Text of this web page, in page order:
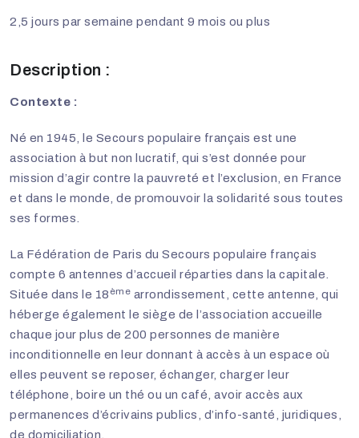
2,5 jours par semaine pendant 9 mois ou plus
Description :
Contexte :
Né en 1945, le Secours populaire français est une
association à but non lucratif, qui s’est donnée pour
mission d’agir contre la pauvreté et l’exclusion, en France
et dans le monde, de promouvoir la solidarité sous toutes
ses formes.
La Fédération de Paris du Secours populaire français
compte 6 antennes d’accueil réparties dans la capitale.
Située dans le 18 ème arrondissement, cette antenne, qui
héberge également le siège de l’association accueille
chaque jour plus de 200 personnes de manière
inconditionnelle en leur donnant à accès à un espace où
elles peuvent se reposer, échanger, charger leur
téléphone, boire un thé ou un café, avoir accès aux
permanences d’écrivains publics, d’info-santé, juridiques,
de domiciliation.